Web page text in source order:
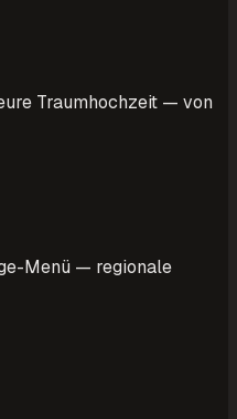
Traumhochzeit — von
Menü — regionale